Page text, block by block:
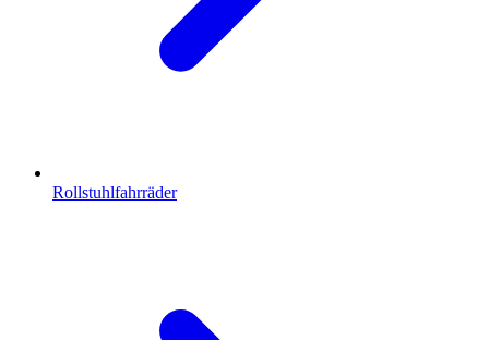
Rollstuhlfahrräder